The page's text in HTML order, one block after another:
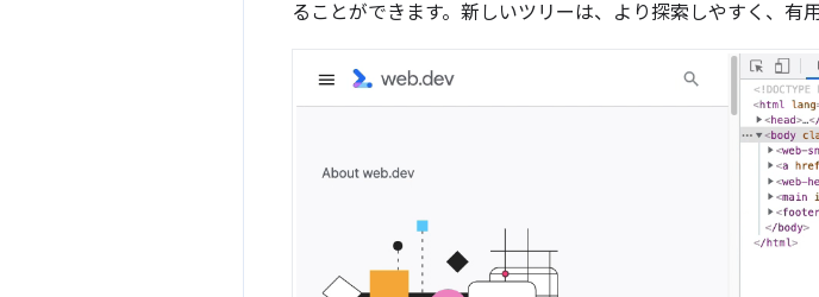
ることができます。新しいツリーは、より探索しやすく、有